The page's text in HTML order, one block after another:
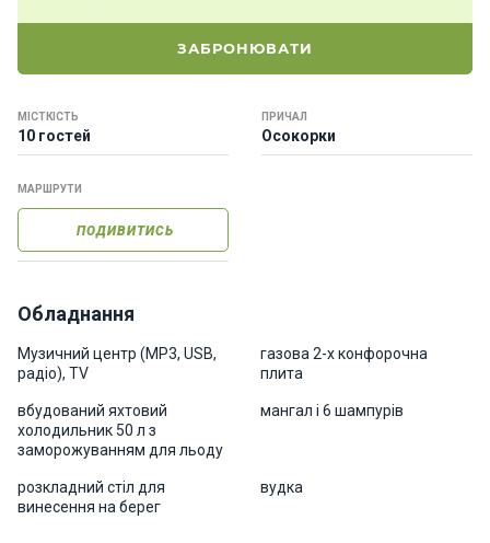
ЗАБРОНЮВАТИ
МІСТКІСТЬ
10 гостей
ПРИЧАЛ
Осокорки
МАРШРУТИ
ПОДИВИТИСЬ
Обладнання
Музичний центр (MP3, USB,
радіо), TV
газова 2-х конфорочна
плита
вбудований яхтовий
холодильник 50 л з
заморожуванням для льоду
мангал і 6 шампурів
розкладний стіл для
винесення на берег
вудка
і
К
а
е
р
и
Про
нас
Програ